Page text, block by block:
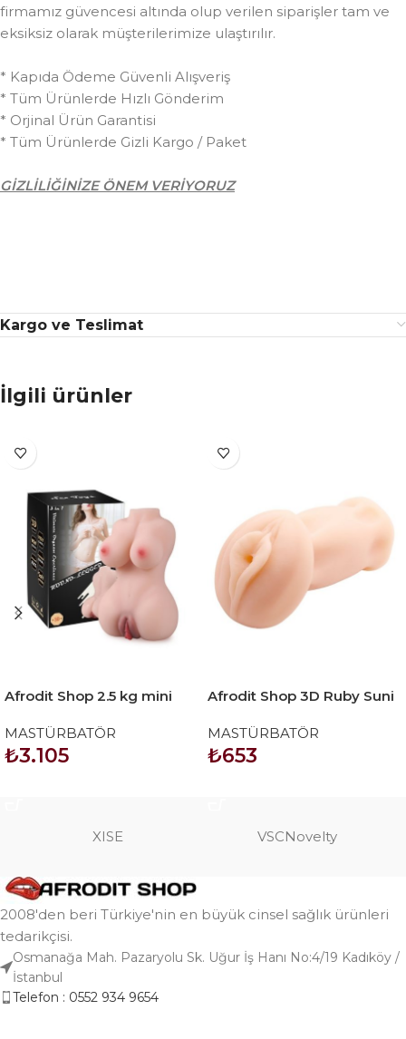
firmamız güvencesi altında olup verilen siparişler tam ve
eksiksiz olarak müşterilerimize ulaştırılır.
* Kapıda Ödeme Güvenli Alışveriş
* Tüm Ürünlerde Hızlı Gönderim
* Orjinal Ürün Garantisi
* Tüm Ürünlerde Gizli Kargo / Paket
GİZLİLİĞİNİZE ÖNEM VERİYORUZ
Kargo ve Teslimat
İlgili ürünler
Afrodit Shop 2.5 kg mini
MASTÜRBATÖR
₺3.105
Afrodit Shop 3D Ruby Suni
MASTÜRBATÖR
₺653
XISE VSCNovelty
2008'den beri Türkiye'nin en büyük cinsel sağlık ürünleri
tedarikçisi.
Osmanağa Mah. Pazaryolu Sk. Uğur İş Hanı No:4/19 Kadıköy /
İstanbul
Telefon : 0552 934 9654